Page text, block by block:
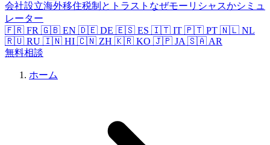
会社設立海外移住税制とトラスト なぜモーリシャスかシミュ
レーター
🇫🇷 FR 🇬🇧 EN 🇩🇪 DE 🇪🇸 ES 🇮🇹 IT 🇵🇹 PT 🇳🇱 NL
🇷🇺 RU 🇮🇳 HI 🇨🇳 ZH 🇰🇷 KO 🇯🇵 JA 🇸🇦 AR
無料相談
ホーム